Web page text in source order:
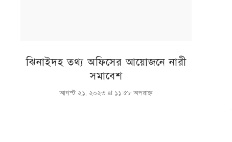
ঝিনাইদহ তথ্য অফিসের আয়োজনে নারী
সমাবেশ
আগস্ট ২১, ২০২৩ at ১১:৫৮ অপরাহ্ণ